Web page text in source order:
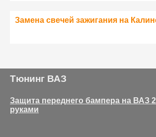
Замена свечей зажигания на
Тюнинг ВАЗ
Защита переднего бампера на ВАЗ
руками